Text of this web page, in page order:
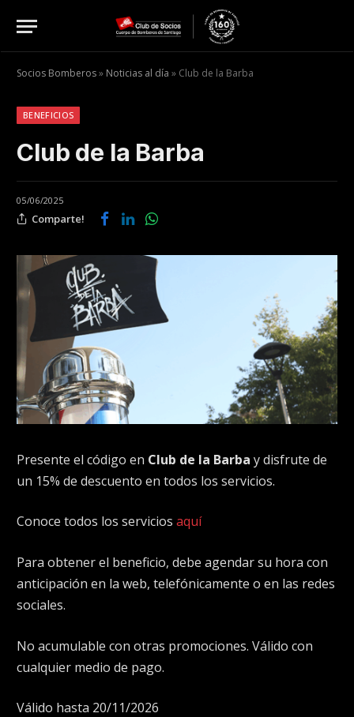
Socios Bomberos» Noticias al día » Club de la Barba
BENEFICIOS
Club de la Barba
05/06/2025
Comparte!
Presente el código en Club de la Barba y disfrute de
un 15% de descuento en todos los servicios.
Conoce todos los servicios aquí
Para obtener el beneficio, debe agendar su hora con
anticipación en la web, telefónicamente o en las redes
sociales.
No acumulable con otras promociones. Válido con
cualquier medio de pago.
Válido hasta 20/11/2026